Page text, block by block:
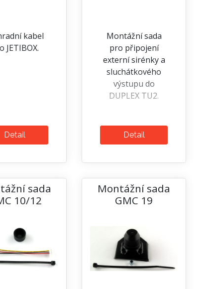
kabel
JETIBOX.
Detail
Montážní sada
pro připojení
externí sirénky a
sluchátkového
výstupu do
DUPLEX TU2.
Detail
sada
10/12
Montážní sada
GMC 19